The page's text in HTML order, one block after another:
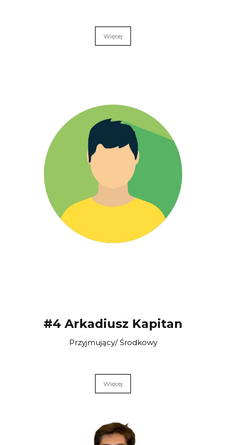
Więcej
#4 Arkadiusz Kapitan
Przyjmujący/ Środkowy
Więcej